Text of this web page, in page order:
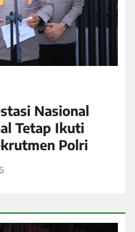
Nasional
Tetap Ikuti
Polri